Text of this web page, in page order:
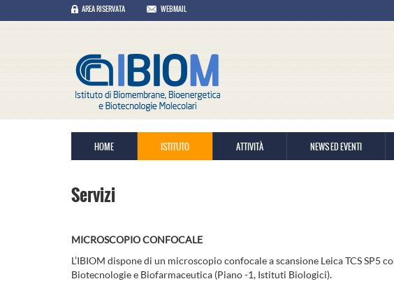
AREA RISERVATA WEBMAIL
HOME ISTITUTO ATTIVITÀ NEWS ED EVENTI
Servizi
MICROSCOPIO CONFOCALE
L’IBIOM dispone di un microscopio confocale a scansione Leica TCS SP5
Biotecnologie e Biofarmaceutica (Piano -1, Istituti Biologici).